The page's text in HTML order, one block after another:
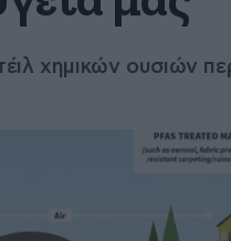
χημικών ουσιών